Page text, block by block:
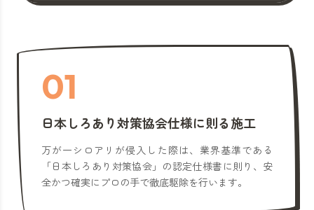
01
日本しろあり対策協会仕様に則る施工
万が一シロアリが侵入した際は、業界基準である
「日本しろあり対策協会」の認定仕様書に則り、安
全かつ確実にプロの手で徹底駆除を行います。